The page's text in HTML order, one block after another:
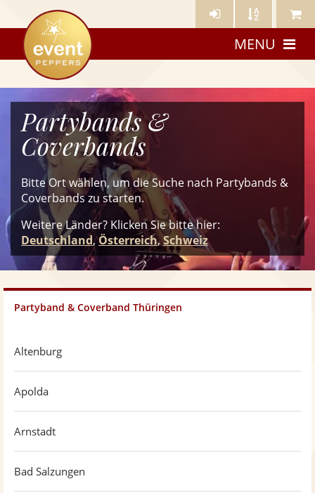
Künstler- Künstler Meine
eventpeppers
MENU
Partybands &
Coverbands
Bitte Ort wählen, um die Suche nach Partybands &
Coverbands zu starten.
Weitere Länder? Klicken Siebittehier:
Deutschland,Österreich,Schweiz
Partyband & Coverband Thüringen
Altenburg
Apolda
Arnstadt
Bad Salzungen